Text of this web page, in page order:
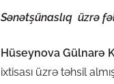
Sənətşünaslıq üzrə
Hüseynova Gülnarə
ixtisası üzrə təhsil